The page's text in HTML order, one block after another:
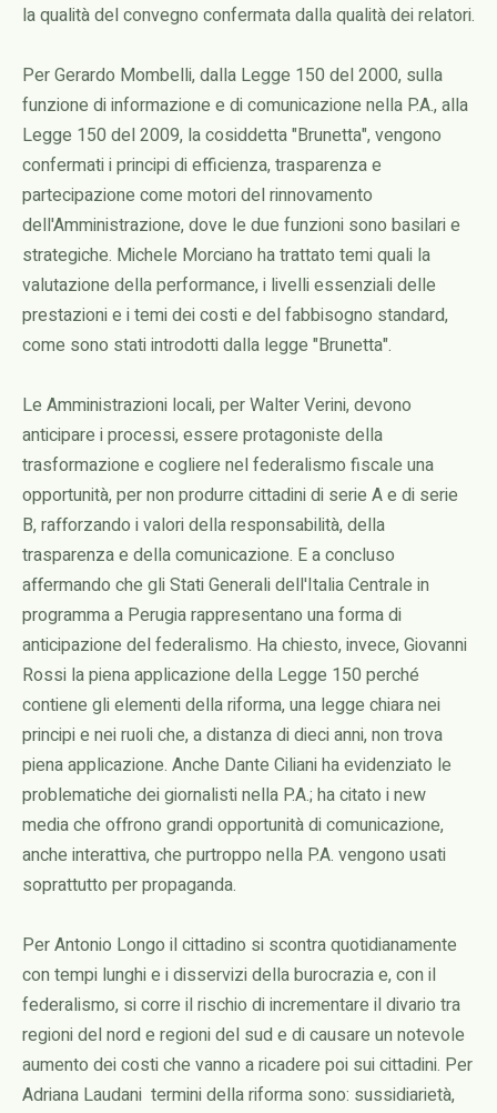
la qualità del convegno confermata dalla qualità dei relatori.
Per Gerardo Mombelli, dalla Legge 150 del 2000, sulla
funzione di informazione e di comunicazione nella P.A., alla
Legge 150 del 2009, la cosiddetta "Brunetta", vengono
confermati i principi di efficienza, trasparenza e
partecipazione come motori del rinnovamento
dell'Amministrazione, dove le due funzioni sono basilari e
strategiche. Michele Morciano ha trattato temi quali la
valutazione della performance, i livelli essenziali delle
prestazioni e i temi dei costi e del fabbisogno standard,
come sono stati introdotti dalla legge "Brunetta".
Le Amministrazioni locali, per Walter Verini, devono
anticipare i processi, essere protagoniste della
trasformazione e cogliere nel federalismo fiscale una
opportunità, per non produrre cittadini di serie A e di serie
B, rafforzando i valori della responsabilità, della
trasparenza e della comunicazione. E a concluso
affermando che gli Stati Generali dell'Italia Centrale in
programma a Perugia rappresentano una forma di
anticipazione del federalismo. Ha chiesto, invece, Giovanni
Rossi la piena applicazione della Legge 150 perché
contiene gli elementi della riforma, una legge chiara nei
principi e nei ruoli che, a distanza di dieci anni, non trova
piena applicazione. Anche Dante Ciliani ha evidenziato le
problematiche dei giornalisti nella P.A.; ha citato i new
media che offrono grandi opportunità di comunicazione,
anche interattiva, che purtroppo nella P.A. vengono usati
soprattutto per propaganda.
Per Antonio Longo il cittadino si scontra quotidianamente
con tempi lunghi e i disservizi della burocrazia e, con il
federalismo, si corre il rischio di incrementare il divario tra
regioni del nord e regioni del sud e di causare un notevole
aumento dei costi che vanno a ricadere poi sui cittadini. Per
Adriana Laudani termini della riforma sono: sussidiarietà,